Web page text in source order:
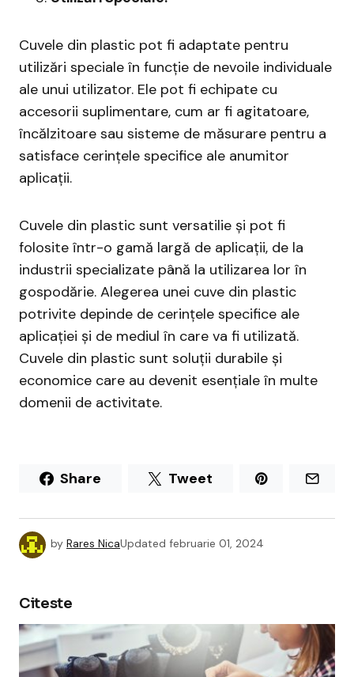
Cuvele din plastic pot fi adaptate pentru
utilizări speciale în funcție de nevoile individuale
ale unui utilizator. Ele pot fi echipate cu
accesorii suplimentare, cum ar fi agitatoare,
încălzitoare sau sisteme de măsurare pentru a
satisface cerințele specifice ale anumitor
aplicații.
Cuvele din plastic sunt versatilie și pot fi
folosite într-o gamă largă de aplicații, de la
industrii specializate până la utilizarea lor în
gospodărie. Alegerea unei cuve din plastic
potrivite depinde de cerințele specifice ale
aplicației și de mediul în care va fi utilizată.
Cuvele din plastic sunt soluții durabile și
economice care au devenit esențiale în multe
domenii de activitate.
Share Tweet
by Rares NicaUpdated februarie 01, 2024
Citeste